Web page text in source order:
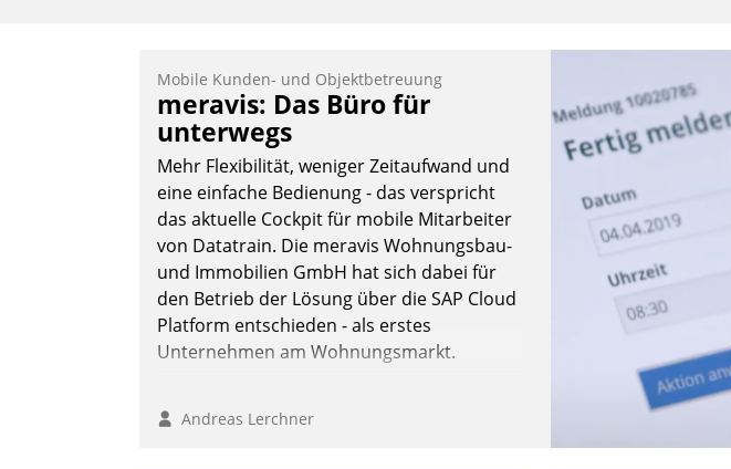
Mobile Kunden- und Objektbetreuung
meravis: Das Büro für
unterwegs
Mehr Flexibilität, weniger Zeitaufwand und
eine einfache Bedienung - das verspricht
das aktuelle Cockpit für mobile Mitarbeiter
von Datatrain. Die meravis Wohnungsbau-
und Immobilien GmbH hat sich dabei für
den Betrieb der Lösung über die SAP Cloud
Platform entschieden - als erstes
Unternehmen am Wohnungsmarkt.
Andreas Lerchner